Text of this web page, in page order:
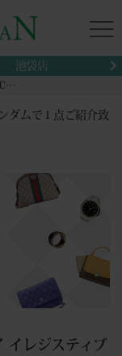
池袋店
【来店買取】GIVENCHY ジバンシイ イレジスティブル オーデパルファム ヌード ベルベット 香水の買取
ダムで１点ご紹介致
イレジスティブ